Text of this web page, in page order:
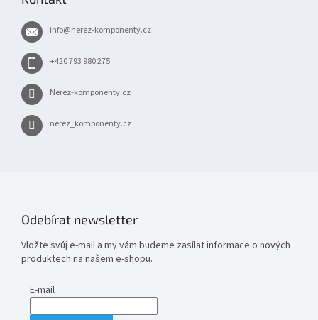
info@nerez-komponenty.cz
+420 793 980 275
Nerez-komponenty.cz
nerez_komponenty.cz
Odebírat newsletter
Vložte svůj e-mail a my vám budeme zasílat informace o nových
produktech na našem e-shopu.
E-mail